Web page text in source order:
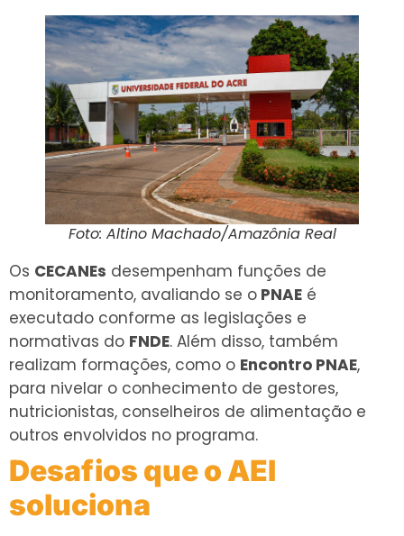
Foto: Altino Machado/Amazônia Real
Os CECANEs desempenham funções de
monitoramento, avaliando se o PNAE é
executado conforme as legislações e
normativas do FNDE. Além disso, também
realizam formações, como o Encontro PNAE,
para nivelar o conhecimento de gestores,
nutricionistas, conselheiros de alimentação e
outros envolvidos no programa.
Desafios que o AEI
soluciona